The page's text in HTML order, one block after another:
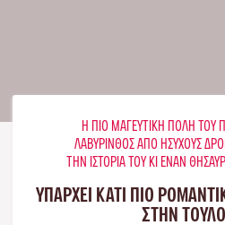
Η ΠΙΟ ΜΑΓΕΥΤΙΚΉ ΠΌΛΗ ΤΟΥ
ΛΑΒΎΡΙΝΘΟΣ ΑΠΌ ΉΣΥΧΟΥΣ
ΤΗΝ ΙΣΤΟΡΊΑ ΤΟΥ ΚΙ ΈΝΑΝ
ΥΠΑΡΧΕΙ ΚΑΤΙ ΠΙΟ
ΣΤΗΝ